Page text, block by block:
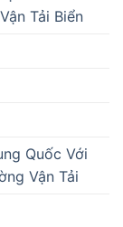
Tải Biển
Quốc Với
Vận Tải